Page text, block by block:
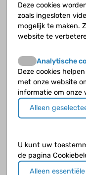
Wanneer moet
bij hevig
Voor het hevig
maandverband of
hebt groter dan een 1
dagen menstrueert,
of niet meer naar
We kunnen het
Hoe behandel je
Met Cyclokapron®
Dat is soms best
niet om niet zwanger
Deze cookies
zoals ingesloten
mogelijk te maken.
website te
Analytische
Deze cookies
met onze website
informatie om onze
Alleen
U kunt uw
de pagina
Alleen